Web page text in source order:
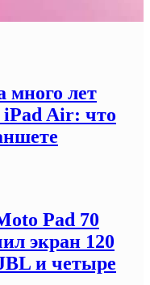
много лет
iPad Air: что
Pad 70
экран 120
и четыре